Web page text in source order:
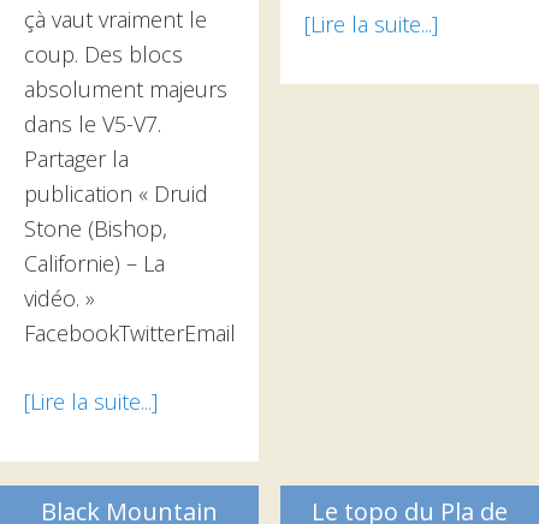
çà vaut vraiment le
coup. Des blocs
absolument majeurs
dans le V5-V7.
Partager la
publication « Druid
Stone (Bishop,
Californie) – La
vidéo. »
FacebookTwitterEmail
[Lire la suite...]
Stone
(Bishop,
[Lire la suite...]
vidéo
Black Mountain
Le topo du Pla de